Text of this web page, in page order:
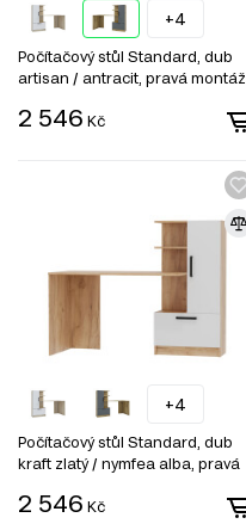
+4
Počítačový stůl Standard, dub
artisan / antracit, pravá montáž
2 546 Kč
+4
Počítačový stůl Standard, dub
kraft zlatý / nymfea alba, pravá
2 546 Kč